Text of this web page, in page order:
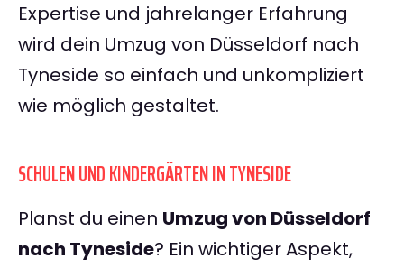
Expertise und jahrelanger Erfahrung
wird dein Umzug von Düsseldorf nach
Tyneside so einfach und unkompliziert
wie möglich gestaltet.
SCHULEN UND KINDERGÄRTEN IN TYNESIDE
Planst du einen Umzug von Düsseldorf
nach Tyneside? Ein wichtiger Aspekt,